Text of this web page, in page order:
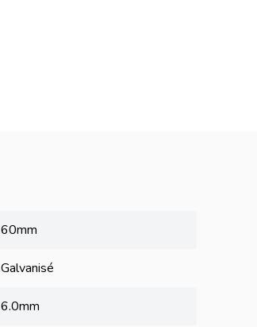
60mm
Galvanisé
6.0mm